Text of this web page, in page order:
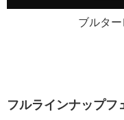
ブルタ
フルラインナップフ